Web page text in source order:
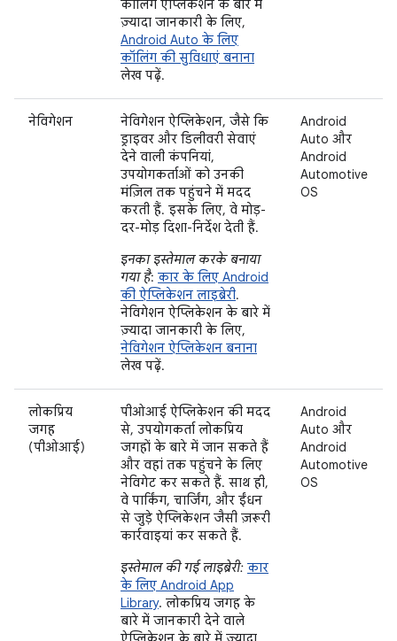
कॉलिंग ऐप्लिकेशन के बारे में
ज़्यादा जानकारी के लिए,
Android Auto के लिए
कॉलिंग की सुविधाएं बनाना
लेख पढ़ें.
नेविगेशन
नेविगेशन ऐप्लिकेशन, जैसे कि
ड्राइवर और डिलीवरी सेवाएं
देने वाली कंपनियां,
उपयोगकर्ताओं को उनकी
मंज़िल तक पहुंचने में मदद
करती हैं. इसके लिए, वे मोड़-
दर-मोड़ दिशा-निर्देश देती हैं.
इनका इस्तेमाल करके बनाया
गया है: कार के लिए Android
की ऐप्लिकेशन लाइब्रेरी.
नेविगेशन ऐप्लिकेशन के बारे में
ज़्यादा जानकारी के लिए,
नेविगेशन ऐप्लिकेशन बनाना
लेख पढ़ें.
Android
Auto और
Android
Automotive
OS
लोकप्रिय
जगह
(पीओआई)
पीओआई ऐप्लिकेशन की मदद
से, उपयोगकर्ता लोकप्रिय
जगहों के बारे में जान सकते हैं
और वहां तक पहुंचने के लिए
नेविगेट कर सकते हैं. साथ ही,
वे पार्किंग, चार्जिंग, और ईंधन
से जुड़े ऐप्लिकेशन जैसी ज़रूरी
कार्रवाइयां कर सकते हैं.
इस्तेमाल की गई लाइब्रेरी: कार
के लिए Android App
Library. लोकप्रिय जगह के
बारे में जानकारी देने वाले
Android
Auto और
Android
Automotive
OS